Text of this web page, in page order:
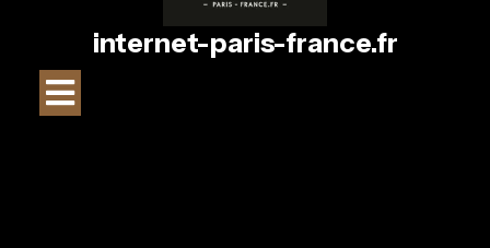
internet-paris-france.fr